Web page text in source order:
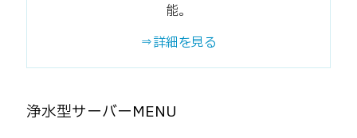
能。
⇒詳細を見る
浄水型サーバーMENU